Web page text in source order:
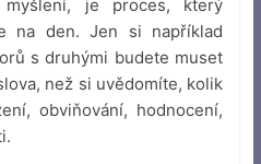
myšlení, je proces, který
na den. Jen si například
s druhými budete muset
než si uvědomíte, kolik
obviňování, hodnocení,